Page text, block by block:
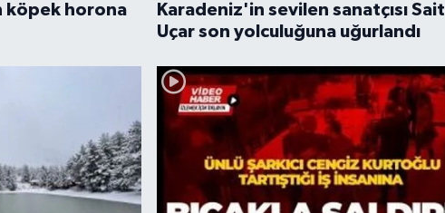
köpek horona
Karadeniz'in sevilen sanatçısı Sait
Uçar son yolculuğuna uğurlandı